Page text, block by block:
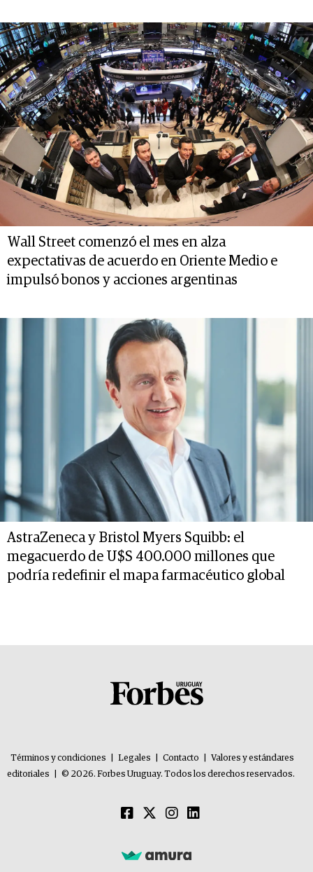
Wall Street comenzó el mes en alza
expectativas de acuerdo en Oriente Medio e
impulsó bonos y acciones argentinas
AstraZeneca y Bristol Myers Squibb: el
megacuerdo de U$S 400.000 millones que
podría redefinir el mapa farmacéutico global
Términos y condiciones Legales Contacto
Valores y estándares
editoriales
© 2026. Forbes Uruguay. Todos los derechos reservados.